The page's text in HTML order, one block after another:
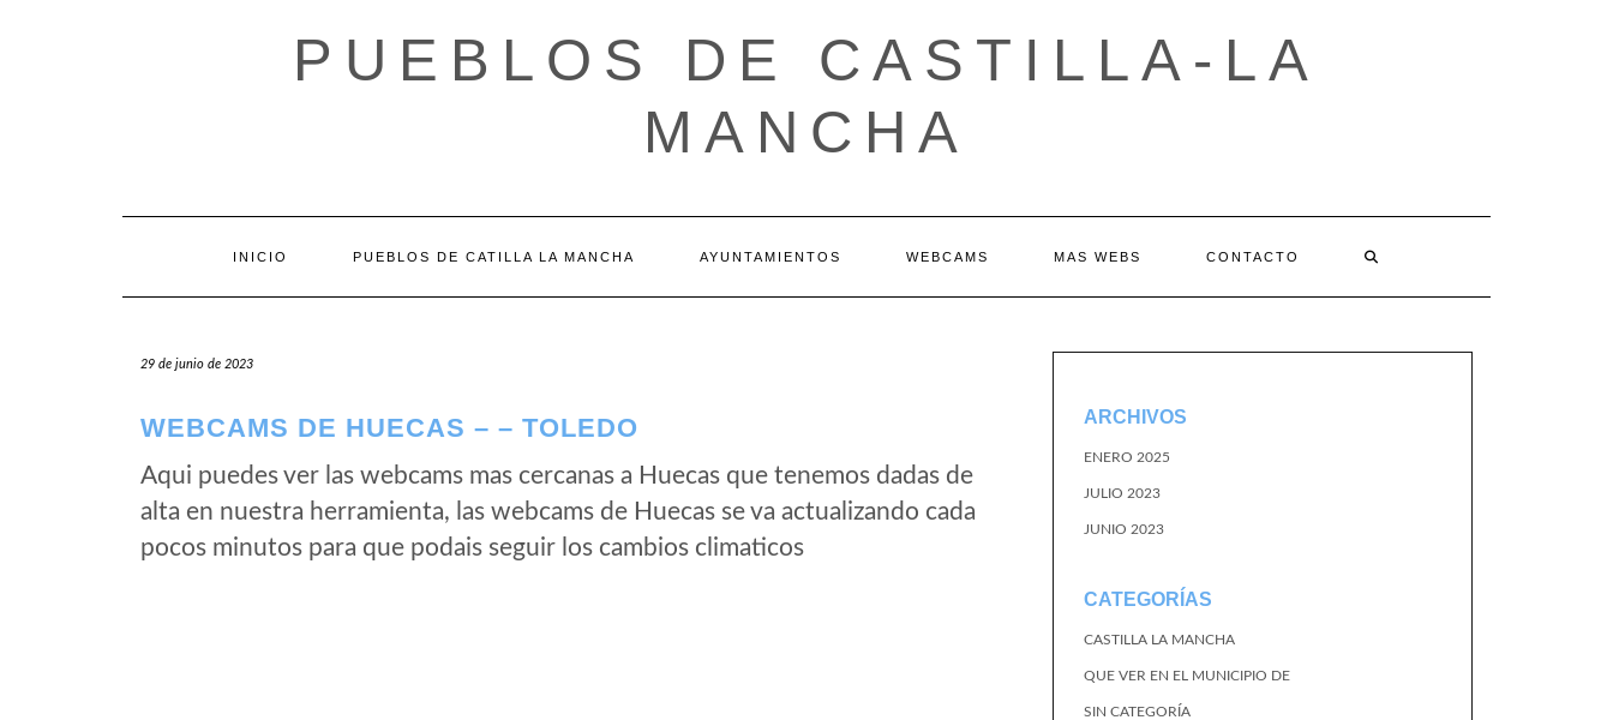
PUEBLOS DE CASTILLA-LA
MANCHA
INICIO PUEBLOS DE CATILLA LA MANCHA AYUNTAMIENTOS WEBCAMS MAS WEBS CONTACTO
29 de junio de 2023
WEBCAMS DE HUECAS – – TOLEDO
Aqui puedes ver las webcams mas cercanas a Huecas que tenemos dadas de
alta en nuestra herramienta, las webcams de Huecas se va actualizando cada
pocos minutos para que podais seguir los cambios climaticos
ARCHIVOS
ENERO 2025
JULIO 2023
JUNIO 2023
CATEGORÍAS
CASTILLA LA MANCHA
QUE VER EN EL MUNICIPIO DE
SIN CATEGORÍA